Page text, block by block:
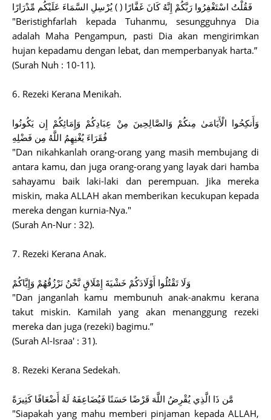
فَقُلْتُ اسْتَغْفِرُوا رَبَّكُمْ إِنَّهُ كَانَ غَفَّارًا ( ) يُرْسِلِ السَّمَاءَ عَلَيْكُم مِّدْرَارًا
"Beristighfarlah kepada Tuhanmu, sesungguhnya Dia
adalah Maha Pengampun, pasti Dia akan mengirimkan
hujan kepadamu dengan lebat, dan memperbanyak harta.”
(Surah Nuh : 10-11).
6. Rezeki Kerana Menikah.
وَأَنكِحُوا الْأَيَامَىٰ مِنكُمْ وَالصَّالِحِينَ مِنْ عِبَادِكُمْ وَإِمَائِكُمْ إِن يَكُونُوا
فُقَرَاءَ يُغْنِهِمُ اللَّهُ مِن فَضْلِهِ
"Dan nikahkanlah orang-orang yang masih membujang di
antara kamu, dan juga orang-orang yang layak dari hamba
sahayamu baik laki-laki dan perempuan. Jika mereka
miskin, maka ALLAH akan memberikan kecukupan kepada
mereka dengan kurnia-Nya."
(Surah An-Nur : 32).
7. Rezeki Kerana Anak.
وَلَا تَقْتُلُوا أَوْلَادَكُمْ خَشْيَةَ إِمْلَاقٍ نَّحْنُ نَرْزُقُهُمْ وَإِيَّاكُمْ
"Dan janganlah kamu membunuh anak-anakmu kerana
takut miskin. Kamilah yang akan menanggung rezeki
mereka dan juga (rezeki) bagimu.”
(Surah Al-Israa' : 31).
8. Rezeki Kerana Sedekah.
مَّن ذَا الَّذِي يُقْرِضُ اللَّهَ قَرْضًا حَسَنًا فَيُضَاعِفَهُ لَهُ أَضْعَافًا كَثِيرَةً
"Siapakah yang mahu memberi pinjaman kepada ALLAH,